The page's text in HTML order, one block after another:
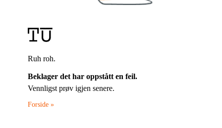
Ruh roh.
Beklager det har oppstått en feil.
Vennligst prøv igjen senere.
Forside »